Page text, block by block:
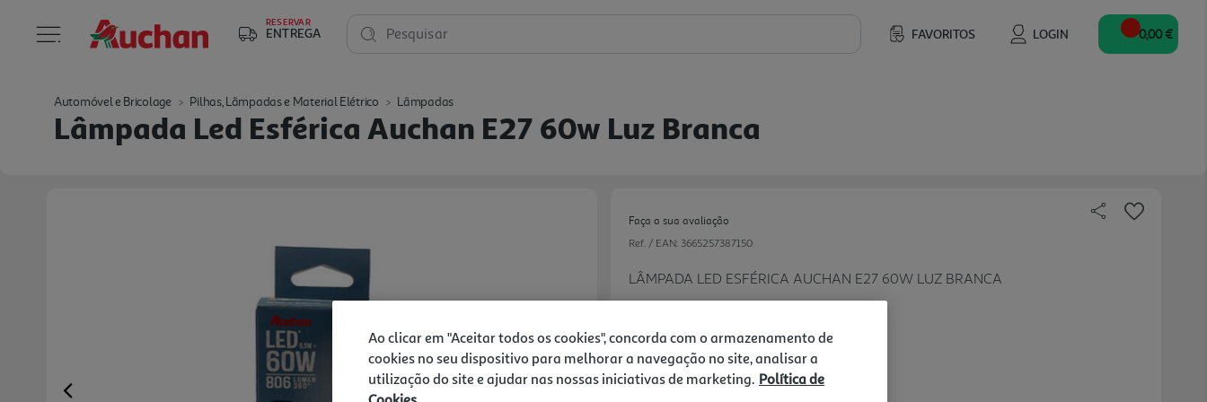
RESERVAR
ENTREGA FAVORITOS LOGIN
Pesquisar 0,00 €
Automóvel e Bricolage Pilhas, Lâmpadas e Material Elétrico Lâmpadas
Lâmpada Led Esférica Auchan E27 60w Luz Branca
Faça a sua avaliação
Ref. / EAN: 3665257387150
LÂMPADA LED ESFÉRICA AUCHAN E27 60W LUZ BRANCA
4.19 €/un
Ao clicar em "Aceitar todos os cookies", concorda com o armazenamento de
cookies no seu dispositivo para melhorar a navegação no site, analisar a
utilização do site e ajudar nas nossas iniciativas de marketing. Política de